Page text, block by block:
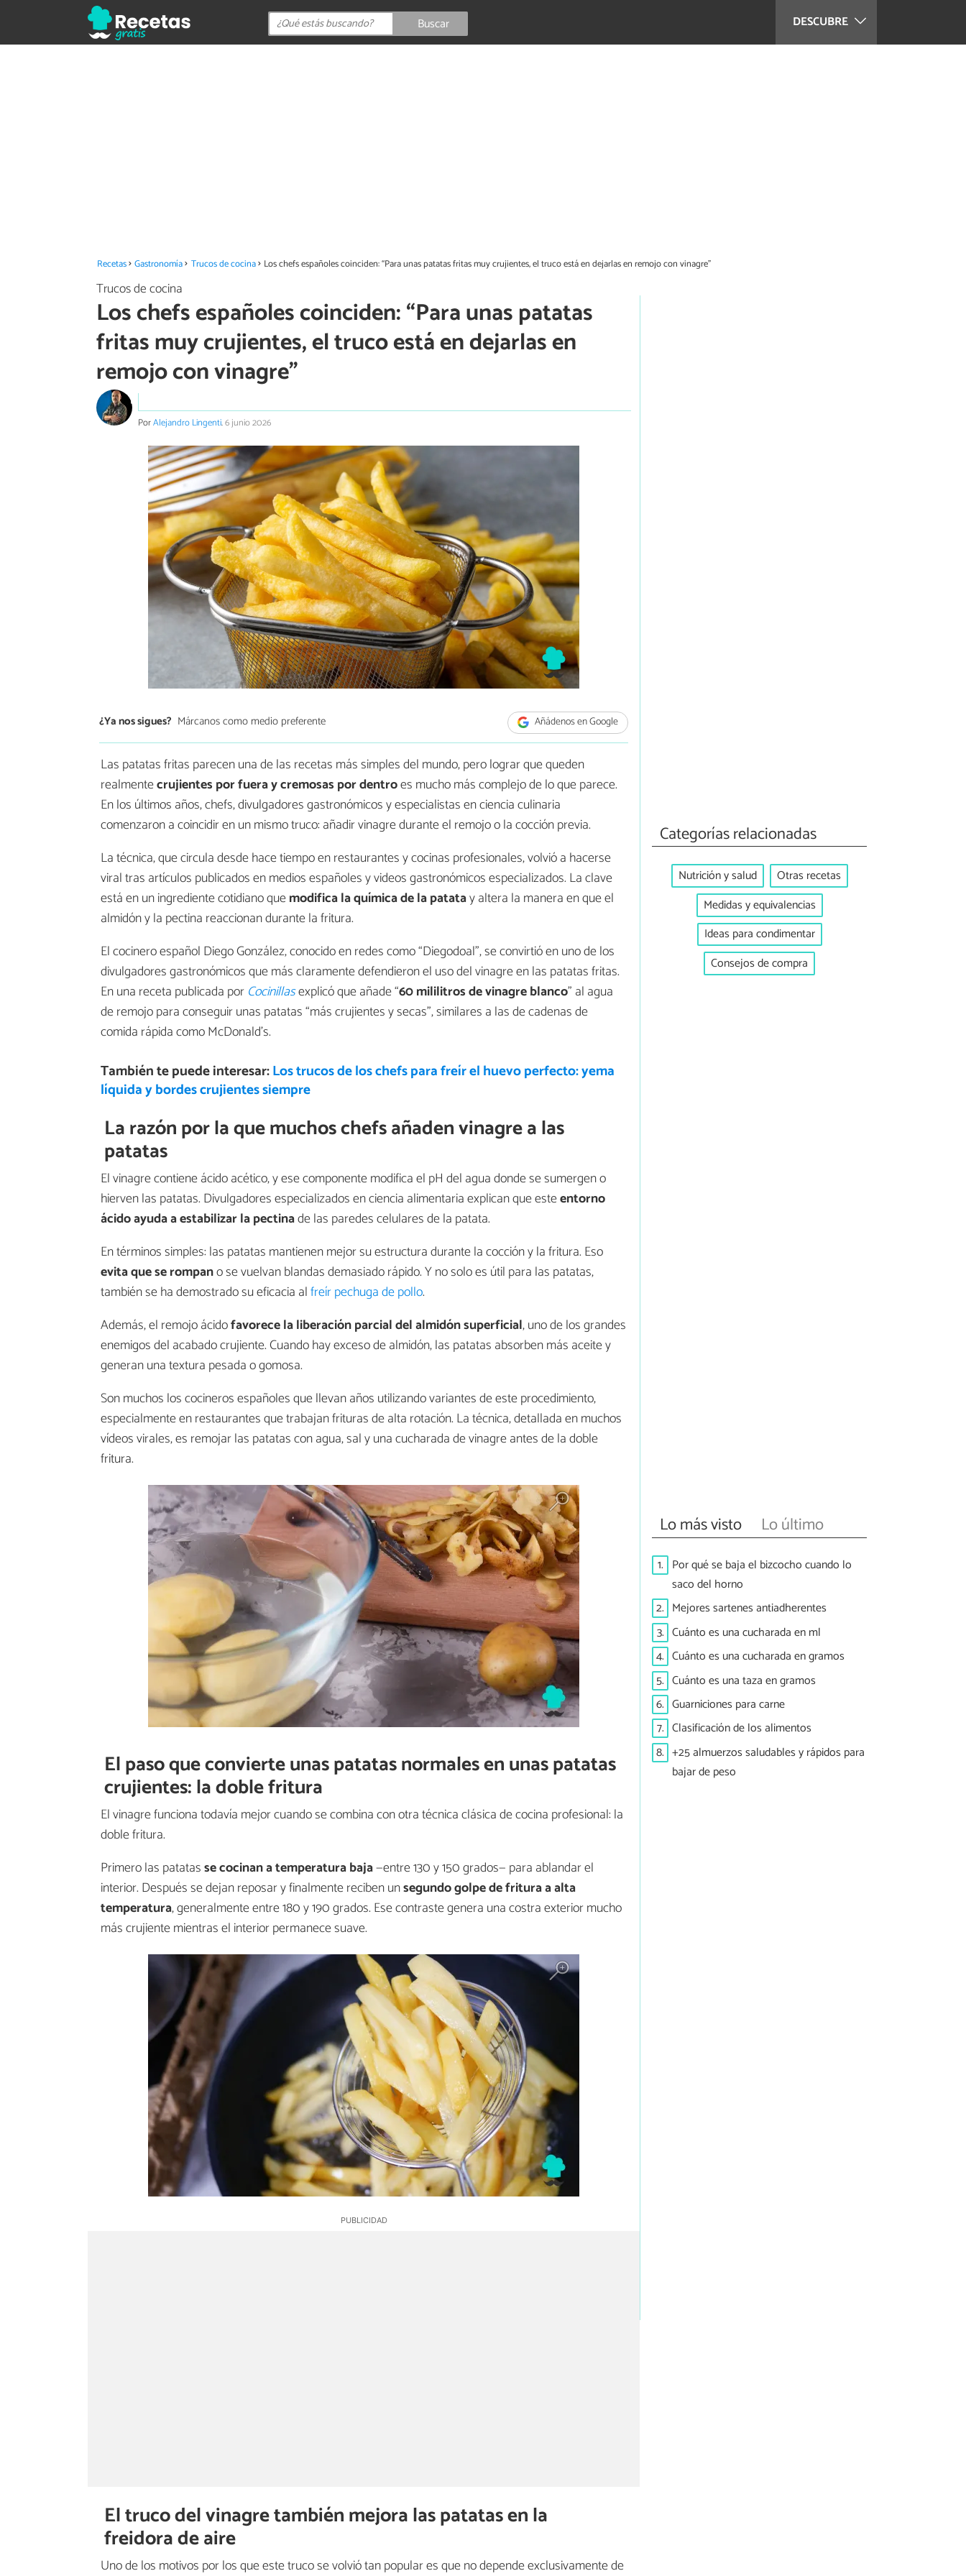
DESCUBRE
Buscar
Recetas Gastronomía Trucos de cocina Los chefs españoles coinciden: “Para unas patatas fritas muy crujientes, el truco está en dejarlas en remojo con vinagre”
Trucos de cocina
Los chefs españoles coinciden: “Para unas patatas
fritas muy crujientes, el truco está en dejarlas en
remojo con vinagre”
PorAlejandro Lingenti.6 junio 2026
¿Ya nos sigues? Márcanos como medio preferente Añádenos en Google
Las patatas fritas parecen una de las recetas más simples del mundo, pero lograr que queden
realmentecrujientes por fuera y cremosas por dentroes mucho más complejo de lo que parece.
En los últimos años, chefs, divulgadores gastronómicos y especialistas en ciencia culinaria
comenzaron a coincidir en un mismo truco: añadir vinagre durante el remojo o la cocción previa.
La técnica, que circula desde hace tiempo en restaurantes y cocinas profesionales, volvió a hacerse
viral tras artículos publicados en medios españoles y videos gastronómicos especializados. La clave
está en un ingrediente cotidiano quemodifica la química de la patatay altera la manera en que el
almidón y la pectina reaccionan durante la fritura.
El cocinero español Diego González, conocido en redes como “Diegodoal”, se convirtió en uno de los
divulgadores gastronómicos que más claramente defendieron el uso del vinagre en las patatas fritas.
En una receta publicada por Cocinillasexplicó que añade “60 mililitros de vinagre blanco” al agua
de remojo para conseguir unas patatas “más crujientes y secas”, similares a las de cadenas de
comida rápida como McDonald’s.
También te puede interesar:Los trucos de los chefs para freír el huevo perfecto: yema
líquida y bordes crujientes siempre
La razón por la que muchos chefs añaden vinagre a las
patatas
El vinagre contiene ácido acético, y ese componente modifica el pH del agua donde se sumergen o
hierven las patatas. Divulgadores especializados en ciencia alimentaria explican que esteentorno
ácidoayuda a estabilizar la pectinade las paredes celulares de la patata.
En términos simples: las patatas mantienen mejor su estructura durante la cocción y la fritura. Eso
evita que se rompano se vuelvan blandas demasiado rápido. Y no solo es útil para las patatas,
también se ha demostrado su eficacia alfreír pechuga de pollo.
Además, el remojo ácidofavorece la liberación parcial del almidón superficial, uno de los grandes
enemigos del acabado crujiente. Cuando hay exceso de almidón, las patatas absorben más aceite y
generan una textura pesada o gomosa.
Son muchos los cocineros españoles que llevan años utilizando variantes de este procedimiento,
especialmente en restaurantes que trabajan frituras de alta rotación. La técnica, detallada en muchos
vídeos virales, es remojar las patatas con agua, sal y una cucharada de vinagre antes de la doble
fritura.
El paso que convierte unas patatas normales en unas patatas
crujientes: la doble fritura
El vinagre funciona todavía mejor cuando se combina con otra técnica clásica de cocina profesional: la
doble fritura.
Primero las patatasse cocinan a temperatura baja—entre 130 y 150 grados— para ablandar el
interior. Después se dejan reposar y finalmente reciben unsegundo golpe de fritura a alta
temperatura, generalmente entre 180 y 190 grados. Ese contraste genera una costra exterior mucho
más crujiente mientras el interior permanece suave.
El truco del vinagre también mejora las patatas en la
freidora de aire
Uno de los motivos por los que este truco se volvió tan popular es que no depende exclusivamente de
Categorías relacionadas
Nutrición y salud
Otras recetas
Medidas y equivalencias
Ideas para condimentar
Consejos de compra
Lo más visto Lo último
1. Por qué se baja el bizcocho cuando lo
saco del horno
2. Mejores sartenes antiadherentes
3. Cuánto es una cucharada en ml
4. Cuánto es una cucharada en gramos
5. Cuánto es una taza en gramos
6. Guarniciones para carne
7. Clasificación de los alimentos
8. +25 almuerzos saludables y rápidos para
bajar de peso